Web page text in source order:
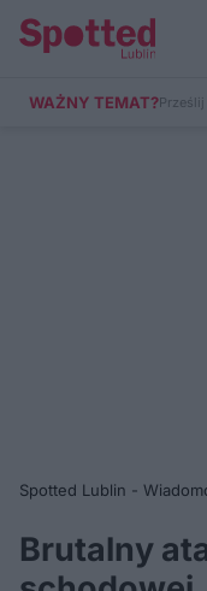
WAŻNY TEMAT?
Spotted Lublin -
Brutalny